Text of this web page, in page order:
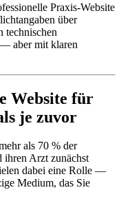
Praxis-Website
über
technischen
aber mit klaren
Website für
je zuvor
als 70 % der
ihren Arzt zunächst
dabei eine Rolle —
Medium, das Sie